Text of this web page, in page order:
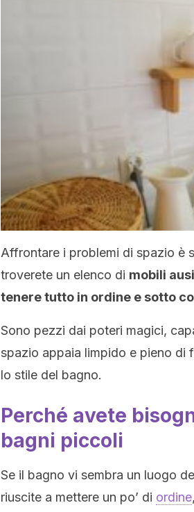
Affrontare i problemi di spazio è
troverete un elenco di mobili
tenere tutto in ordine e sotto
Sono pezzi dai poteri magici,
spazio appaia limpido e pieno di
lo stile del bagno.
Perché avete
bagni piccoli
Se il bagno vi sembra un luogo
riuscite a mettere un po’ di ordine